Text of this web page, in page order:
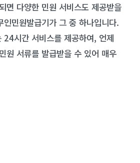
면 다양한 민원 서비스도 제공받을
인민원발급기가 그 중 하나입니다.
24시간 서비스를 제공하여, 언제
원 서류를 발급받을 수 있어 매우